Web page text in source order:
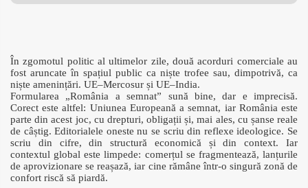
În zgomotul politic al ultimelor zile, două acorduri comerciale au
fost aruncate în spațiul public ca niște trofee sau, dimpotrivă, ca
niște amenințări. UE–Mercosur și UE–India.
Formularea „România a semnat” sună bine, dar e imprecisă.
Corect este altfel: Uniunea Europeană a semnat, iar România este
parte din acest joc, cu drepturi, obligații și, mai ales, cu șanse reale
de câștig. Editorialele oneste nu se scriu din reflexe ideologice. Se
scriu din cifre, din structură economică și din context. Iar
contextul global este limpede: comerțul se fragmentează, lanțurile
de aprovizionare se reașază, iar cine rămâne într-o singură zonă de
confort riscă să piardă.